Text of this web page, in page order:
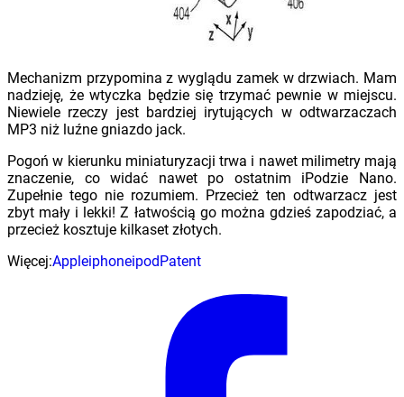
Mechanizm przypomina z wyglądu zamek w drzwiach. Mam
nadzieję, że wtyczka będzie się trzymać pewnie w miejscu.
Niewiele rzeczy jest bardziej irytujących w odtwarzaczach
MP3 niż luźne gniazdo jack.
Pogoń w kierunku miniaturyzacji trwa i nawet milimetry mają
znaczenie, co widać nawet po ostatnim iPodzie Nano.
Zupełnie tego nie rozumiem. Przecież ten odtwarzacz jest
zbyt mały i lekki! Z łatwością go można gdzieś zapodziać, a
przecież kosztuje kilkaset złotych.
Więcej:AppleiphoneipodPatent